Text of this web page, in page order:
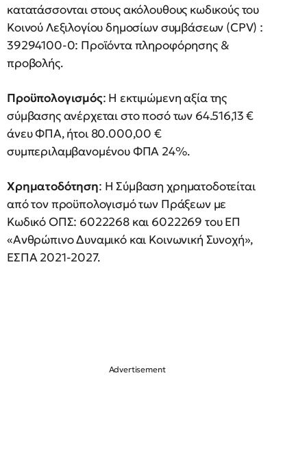
κατατάσσονται στους ακόλουθους κωδικούς του
Κοινού Λεξιλογίου δημοσίων συμβάσεων (CPV) :
39294100-0: Προϊόντα πληροφόρησης &
προβολής.
Προϋπολογισμός: Η εκτιμώμενη αξία της
σύμβασης ανέρχεται στο ποσό των 64.516,13 €
άνευ ΦΠΑ, ήτοι 80.000,00 €
συμπεριλαμβανομένου ΦΠΑ 24%.
Χρηματοδότηση: Η Σύμβαση χρηματοδοτείται
από τον προϋπολογισμό των Πράξεων με
Κωδικό ΟΠΣ: 6022268 και 6022269 του ΕΠ
«Ανθρώπινο Δυναμικό και Κοινωνική Συνοχή»,
ΕΣΠΑ 2021-2027.